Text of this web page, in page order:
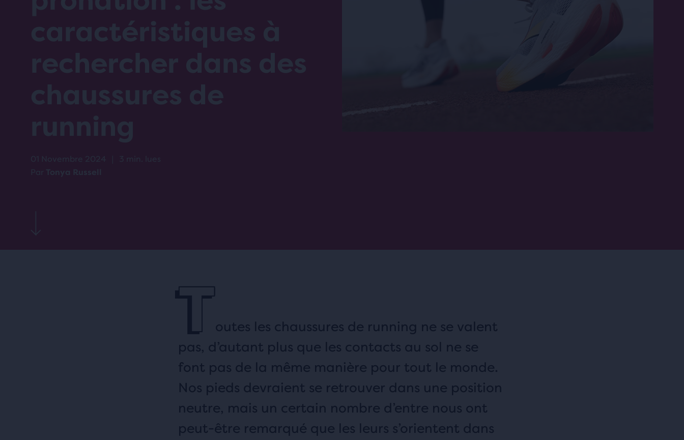
Toutes les chaussures de running ne se valent
pas, d’autant plus que les contacts au sol ne se
font pas de la même manière pour tout le monde.
Nos pieds devraient se retrouver dans une position
neutre, mais un certain nombre d’entre nous ont
peut-être remarqué que les leurs s’orientent dans